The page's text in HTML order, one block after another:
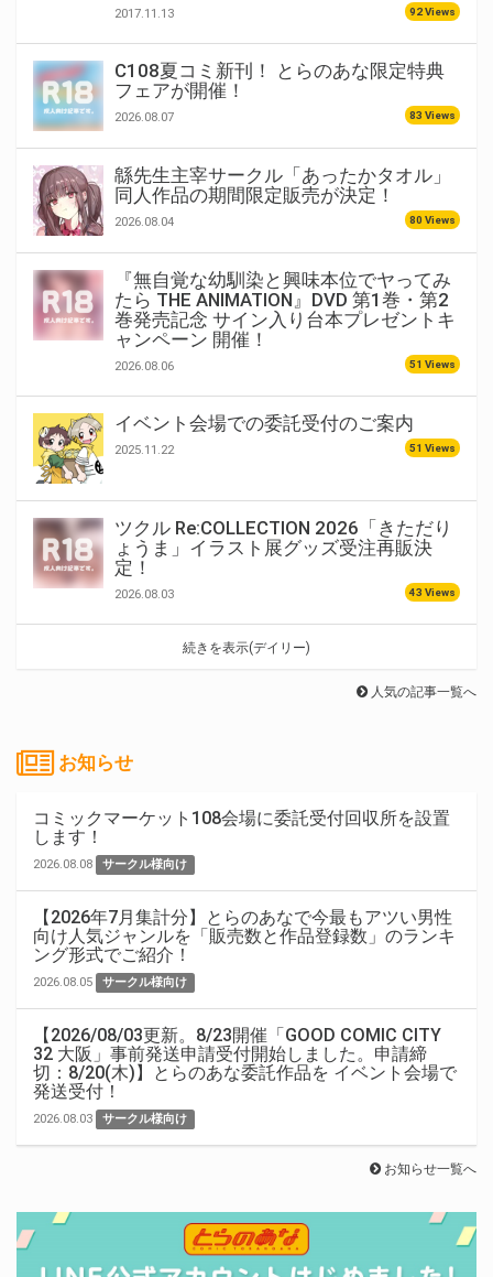
2017.11.13 92 Views
C108夏コミ新刊！ とらのあな限定特典
フェアが開催！
2026.08.07 83 Views
緜先生主宰サークル「あったかタオル」
同人作品の期間限定販売が決定！
2026.08.04 80 Views
『無自覚な幼馴染と興味本位でヤってみ
たら THE ANIMATION』DVD 第1巻・第2
巻発売記念 サイン入り台本プレゼントキ
ャンペーン 開催！
2026.08.06 51 Views
イベント会場での委託受付のご案内
2025.11.22 51 Views
ツクル Re:COLLECTION 2026「きただり
ょうま」イラスト展グッズ受注再販決
定！
2026.08.03 43 Views
続きを表示(デイリー)
人気の記事一覧へ
お知らせ
コミックマーケット108会場に委託受付回収所を設置
します！
2026.08.08 サークル様向け
【2026年7月集計分】とらのあなで今最もアツい男性
向け人気ジャンルを「販売数と作品登録数」のランキ
ング形式でご紹介！
2026.08.05 サークル様向け
【2026/08/03更新。8/23開催「GOOD COMIC CITY
32 大阪」事前発送申請受付開始しました。申請締
切：8/20(木)】とらのあな委託作品を イベント会場で
発送受付！
2026.08.03 サークル様向け
お知らせ一覧へ